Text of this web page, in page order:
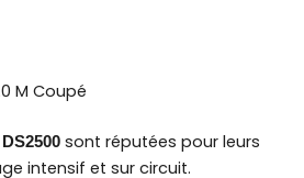
M Coupé
sont réputées pour leurs
intensif et sur circuit.